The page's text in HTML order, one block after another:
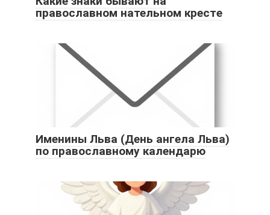
православном нательном крестe
Именины Льва (День ангела Льва)
по православному календарю